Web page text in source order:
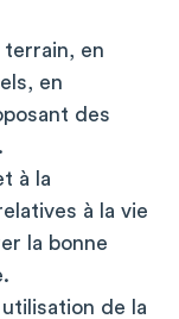
en
en
des
à la
à la vie
la bonne
de la